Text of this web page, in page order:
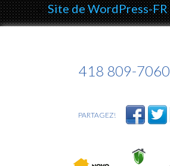
Site de WordPress-FR
418 809-7060
PARTAGEZ!